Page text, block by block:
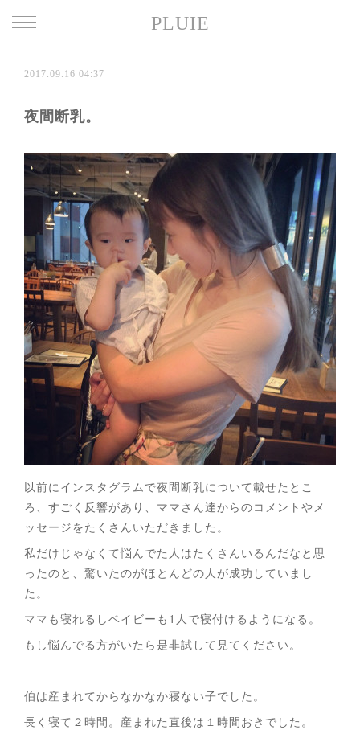
PLUIE
2017.09.16 04:37
夜間断乳。
以前にインスタグラムで夜間断乳について載せたとこ
ろ、すごく反響があり、ママさん達からのコメントやメ
ッセージをたくさんいただきました。
私だけじゃなくて悩んでた人はたくさんいるんだなと思
ったのと、驚いたのがほとんどの人が成功していまし
た。
ママも寝れるしベイビーも1人で寝付けるようになる。
もし悩んでる方がいたら是非試して見てください。
伯は産まれてからなかなか寝ない子でした。
長く寝て２時間。産まれた直後は１時間おきでした。